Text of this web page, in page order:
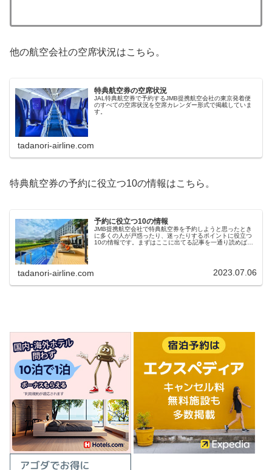
他の航空会社の空席状況はこちら。
特典航空券の空席状況
JAL特典航空券で予約するJMB提携航空会社の東京発着便
のすべての空席状況を空席カレンダー形式で掲載していま
す。
tadanori-airline.com
特典航空券の予約に役立つ10の情報はこちら。
予約に役立つ10の情報
JMB提携航空会社で特典航空券を予約しようと思ったとき
に多くの人が戸惑ったり、迷ったりするポイントに役立つ
10の情報です。まずはここに出てる記事を一通り読めばス
tadanori-airline.com 2023.07.06